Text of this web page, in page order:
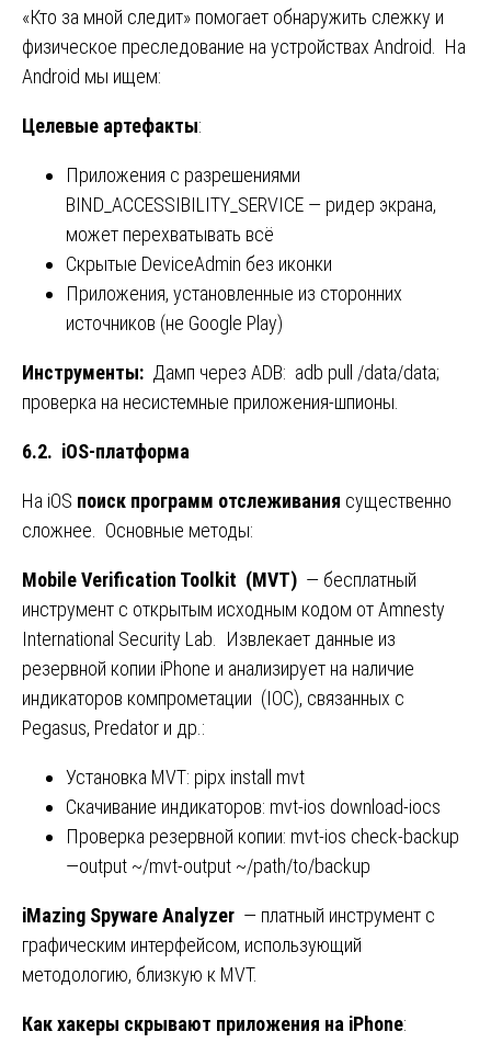
«Кто за мной следит» помогает обнаружить слежку и
физическое преследование на устройствах Android. На
Android мы ищем:
Целевые артефакты:
Приложения с разрешениями
BIND_ACCESSIBILITY_SERVICE — ридер экрана,
может перехватывать всё
Скрытые DeviceAdmin без иконки
Приложения, установленные из сторонних
источников (не Google Play)
Инструменты: Дамп через ADB: adb pull /data/data;
проверка на несистемные приложения-шпионы.
6.2. iOS-платформа
На iOS поиск программ отслеживания существенно
сложнее. Основные методы:
Mobile Verification Toolkit (MVT) — бесплатный
инструмент с открытым исходным кодом от Amnesty
International Security Lab. Извлекает данные из
резервной копии iPhone и анализирует на наличие
индикаторов компрометации (IOC), связанных с
Pegasus, Predator и др.:
Установка MVT: pipx install mvt
Скачивание индикаторов: mvt-ios download-iocs
Проверка резервной копии: mvt-ios check-backup
—output ~/mvt-output ~/path/to/backup
iMazing Spyware Analyzer — платный инструмент с
графическим интерфейсом, использующий
методологию, близкую к MVT.
Как хакеры скрывают приложения на iPhone: